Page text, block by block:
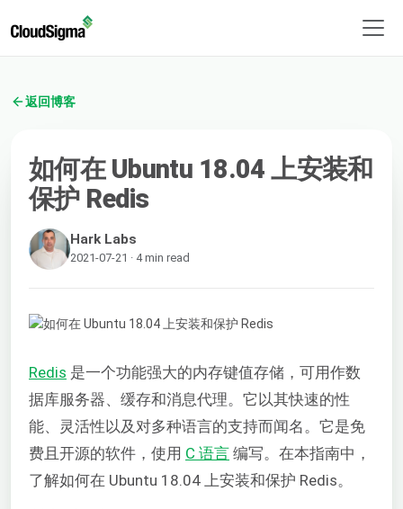
返回博客
如何在 Ubuntu 18.04 上安装和
保护 Redis
Hark Labs
2021-07-21 · 4 min read
Redis 是一个功能强大的内存键值存储，可用作数
据库服务器、缓存和消息代理。它以其快速的性
能、灵活性以及对多种语言的支持而闻名。它是免
费且开源的软件，使用 C 语言 编写。在本指南中，
了解如何在 Ubuntu 18.04 上安装和保护 Redis。